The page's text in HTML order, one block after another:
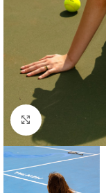
Click to enlarge